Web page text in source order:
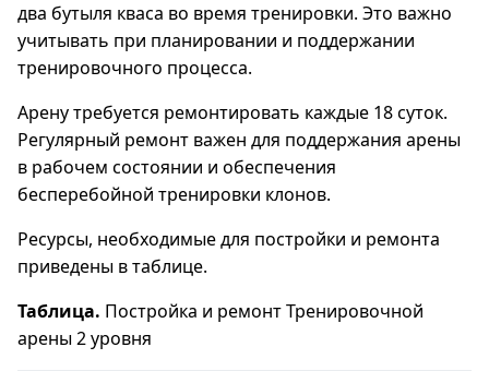
два бутыля кваса во время тренировки. Это важно
учитывать при планировании и поддержании
тренировочного процесса.
Арену требуется ремонтировать каждые 18 суток.
Регулярный ремонт важен для поддержания арены
в рабочем состоянии и обеспечения
бесперебойной тренировки клонов.
Ресурсы, необходимые для постройки и ремонта
приведены в таблице.
Таблица. Постройка и ремонт Тренировочной
арены 2 уровня